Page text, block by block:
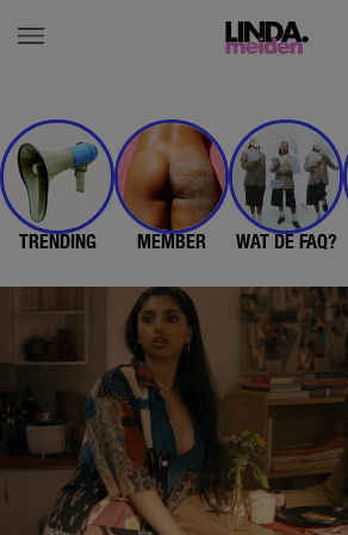
TRENDING MEMBER WAT DE FAQ?